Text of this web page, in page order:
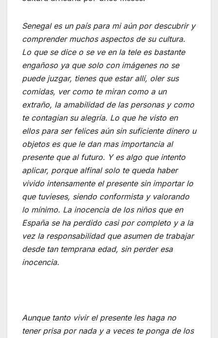
Senegal es un país para mi aún por descubrir y
comprender muchos aspectos de su cultura.
Lo que se dice o se ve en la tele es bastante
engañoso ya que solo con imágenes no se
puede juzgar, tienes que estar allí, oler sus
comidas, ver como te miran como a un
extraño, la amabilidad de las personas y como
te contagian su alegría. Lo que he visto en
ellos para ser felices aún sin suficiente dinero u
objetos es que le dan mas importancia al
presente que al futuro. Y es algo que intento
aplicar, porque alfinal solo te queda haber
vivido intensamente el presente sin importar lo
que tuvieses, siendo conformista y valorando
lo mínimo. La inocencia de los niños que en
España se ha perdido casi por completo y a la
vez la responsabilidad que asumen de trabajar
desde tan temprana edad, sin perder esa
inocencia.
Aunque tanto vivir el presente leshaga no
tener prisa por nada y a veces te ponga de los